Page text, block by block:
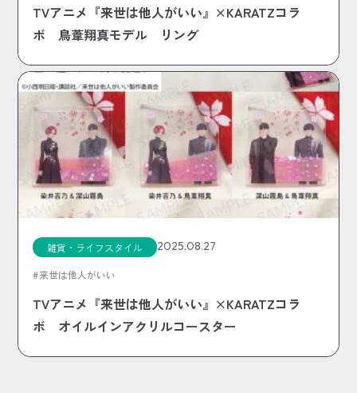
TVアニメ『来世は他人がいい』×KARATZコラ
ボ 鳥葦翔真モデル リング
雑貨・ライフスタイル 2025.08.27
来世は他人がいい
TVアニメ『来世は他人がいい』×KARATZコラ
ボ オイルインアクリルコースター